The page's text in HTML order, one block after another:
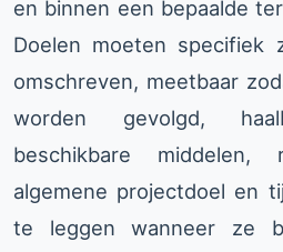
en binnen een bepaalde
Doelen moeten specifiek
omschreven, meetbaar
worden gevolgd,
beschikbare
algemene projectdoel en
te leggen wanneer ze